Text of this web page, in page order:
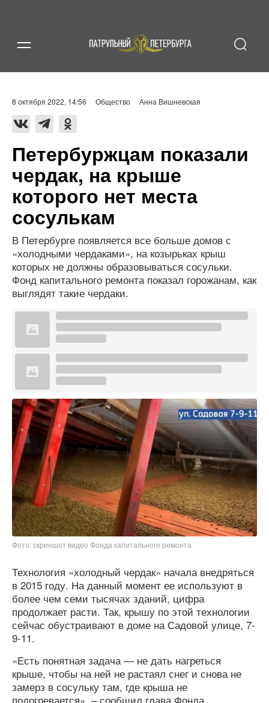
8 октября 2022, 14:56 Общество Анна Вишневская
Петербуржцам показали
чердак, на крыше
которого нет места
сосулькам
В Петербурге появляется все больше домов с
«холодными чердаками», на козырьках крыш
которых не должны образовываться сосульки.
Фонд капитального ремонта показал горожанам, как
выглядят такие чердаки.
Фото: скриншот видео Фонда капитального ремонта
Технология «холодный чердак» начала внедряться
в 2015 году. На данный момент ее используют в
более чем семи тысячах зданий, цифра
продолжает расти. Так, крышу по этой технологии
сейчас обустраивают в доме на Садовой улице, 7-
9-11.
«Есть понятная задача — не дать нагреться
крыше, чтобы на ней не растаял снег и снова не
замерз в сосульку там, где крыша не
подогревается», – сообщил глава Фонда